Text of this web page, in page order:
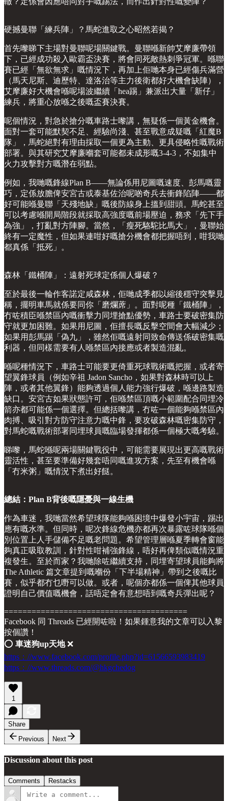
硬撼曼聯「練兵陣」？馬蛇進取之心昭然若揭？
首先嚟睇下主場對曼聯呢場關鍵戰。曼聯喺新帥艾摩廉帶領
下，已經成功殺入歐霸盃決賽，將會同死敵熱刺爭冠軍。喺聯
賽已經「無欲無求」嘅情況下，再加上佢哋本身已經傷兵滿營
（馬天尼斯、迪歷特、達洛治等主力後衛都好大機會缺陣），
艾摩廉好大機會喺呢場波繼續「hea踢」兼派出大量「新仔」
練兵，將重心放喺之後嘅盃賽決賽。
呢個情況，對急於搶分嘅車路士嚟講，無疑係一個黃金機會。
面對一套可能默契不足、經驗尚淺、甚至戰意成疑嘅「紅魔B
隊」，馬蛇絕對有理由採取一個更為主動、更具侵略性嘅戰術
部署。與其研究艾摩廉嗰套可能都未成形嘅3-4-3，不如集中
火力攻擊對方嘅潛在弱點。
例如，我哋嘅鋒線Plan B——無論係用尼圖嘅速度、彭馬嘅靈
巧，定係放膽俾安宮古或泰基佐治呢啲奇兵去衝鋒陷陣——都
好可能喺曼聯「天殘地缺」嘅後防線身上搵到甜頭。馬蛇甚至
可以考慮喺開局階段就採取高強度嘅前場壓迫，務求「先下手
為強」，打亂對方陣腳。當然，「瘦死駱駝比馬大」，曼聯始
終有一定魔性，但如果連咁好嘅搶分機會都把握唔到，咁我哋
都真係「抵死」。
森林「鐵桶陣」：遠射死球定係個人爆破？
至於最後一輪作客諾定咸森林，佢哋成季都以縮後穩守突擊見
稱，擺明車馬就係要同你「磨爛蓆」。面對呢種「鐵桶陣」，
冇咗積臣喺禁區內嘅衝擊力同埋搶點優勢，車路士要破密集防
守就更加困難。如果用尼圖，佢擅長嘅反擊空間會大幅減少；
如果用彭馬踢「偽九」，雖然佢嘅遠射同致命傳送係破密集嘅
利器，但同樣需要有人喺禁區內接應或者製造混亂。
喺呢種情況下，車路士可能要更倚重死球戰術嘅把握，或者寄
望翼鋒球員（例如辛祖 Jadon Sancho，如果對森林時可以上
陣，或者其他翼鋒）能夠透過個人能力強行爆破，喺邊路製造
缺口。安宮古如果狀態許可，佢喺禁區頂嘅小範圍配合同埋冷
箭亦都可能係一個選擇。但總括嚟講，冇咗一個能夠喺禁區內
肉搏、吸引對方防守注意力嘅中鋒，要攻破森林嘅密集防守，
對馬蛇嘅戰術部署同埋球員嘅臨場發揮都係一個極大嘅考驗。
睇嚟，馬蛇喺呢兩場關鍵戰役中，可能需要展現出更高嘅戰術
靈活性，甚至要準備好幾套唔同嘅進攻方案，先至有機會喺
「冇米粥」嘅情況下煮出好餸。
總結：Plan B背後嘅隱憂與一線生機
作為車迷，我哋當然希望球隊能夠喺困境中爆發小宇宙，踢出
應有嘅水準。但同時，呢次鋒線危機亦都再次暴露咗球隊喺個
別位置上人手儲備不足嘅老問題。希望管理層喺夏季轉會窗能
夠真正吸取教訓，針對性咁補強鋒線，唔好再俾類似嘅情況重
複發生。至於而家？我哋除咗繼續支持，同埋寄望球員能夠將
The Athletic 篇文章提到嘅嗰份「下半場精神」帶到之後嘅比
賽，似乎都冇乜嘢可以做。或者，呢個亦都係一個俾其他球員
證明自己價值嘅機會，話唔定會有意想唔到嘅奇兵彈出呢？
========================================
Facebook 同 Threads 已經開咗啦！如果鍾意我的文章可以入黎
按個讚！
⭕️ 車迷狗up天地❌
https：//www.facebook.com/profile.php?id=61566593983419
https：//www.threads.com/@hkgchedog
1
Share
Previous
Next
Discussion about this post
Comments Restacks